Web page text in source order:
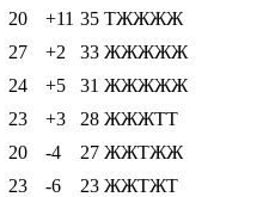
20 +11 35 ТЖЖЖЖ
27 +2 33 ЖЖЖЖЖ
24 +5 31 ЖЖЖЖЖ
23 +3 28 ЖЖЖТТ
20 -4 27 ЖЖТЖЖ
23 -6 23 ЖЖТЖТ